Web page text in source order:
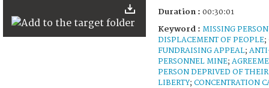
57
Duration : 00:30:01
Keyword : MISSING PERSON
DISPLACEMENT OF PEOPLE;
FUNDRAISING APPEAL;
PERSONNEL MINE;
PERSON DEPRIVED OF THEIR
LIBERTY; CONCENTRATION